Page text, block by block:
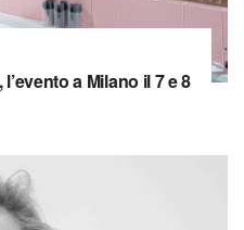
a Milano il 7 e 8